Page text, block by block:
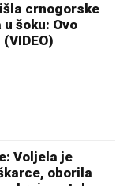
crnogorske
šoku: Ovo
Voljela je
oborila